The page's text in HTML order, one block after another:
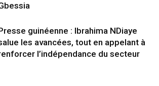
guinéenne : Ibrahima NDiaye
les avancées, tout en appelant à
l’indépendance du secteur